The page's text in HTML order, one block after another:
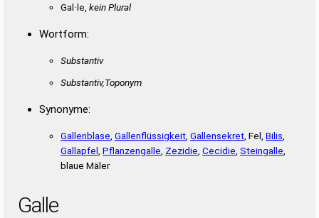
Gal·le, kein Plural
Wortform:
Substantiv
Substantiv,Toponym
Synonyme:
Gallenblase Gallenflüssigkeit Gallensekret , Fel, Bilis
Gallapfel Pflanzengalle Zezidie Cecidie Steingalle
blaue Mäler
Galle